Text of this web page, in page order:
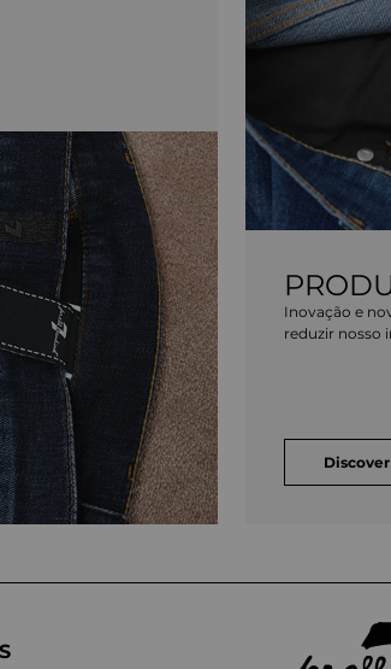
Inovação e
reduzir nosso
Discover